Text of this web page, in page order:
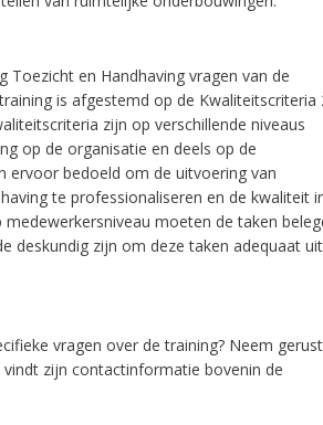
Toezicht en Handhaving vragen van de
is afgestemd op de Kwaliteitscriteria
zijn op verschillende niveaus
op de organisatie en deels op de
ervoor bedoeld om de uitvoering van
te professionaliseren en de kwaliteit
moeten de taken
deskundig zijn om deze taken adequaat
vragen over de training? Neem gerust
zijn contactinformatie bovenin de